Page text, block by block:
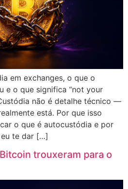
em exchanges, o que o
e o que significa “not your
não é detalhe técnico —
está. Por que isso
o que é autocustódia e por
te dar […]
trouxeram para o